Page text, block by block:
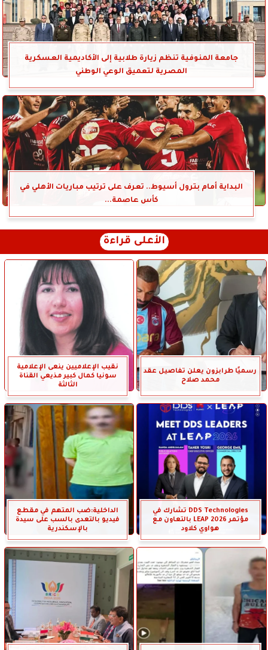
جامعة المنوفية تنظم زيارة طلابية إلى الأكاديمية العسكرية
المصرية لتعميق الوعي الوطني
البداية أمام بترول أسيوط.. تعرف على ترتيب مباريات الأهلي في
كأس عاصمة...
الأعلى قراءة
رسميًا طرابزون يعلن تفاصيل عقد
محمد صلاح
نقيب الإعلاميين ينعى الإعلامية
سونيا كمال كبير مذيعي القناة
الثالثة
DDS Technologies تشارك في
مؤتمر LEAP 2026 بالتعاون مع
هواوي كلاود
الداخلية:ضب المتهم في مقطع
فيديو بالتعدى بالسب على سيدة
بالإسكندرية